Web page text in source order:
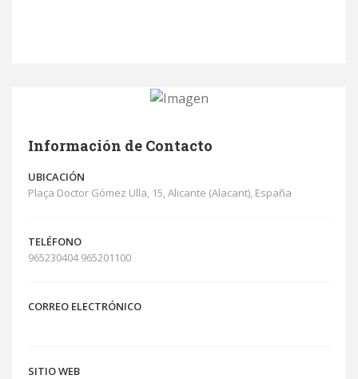
Información de Contacto
UBICACIÓN
Plaça Doctor Gómez Ulla, 15, Alicante (Alacant), España
TELÉFONO
965230404 965201100
CORREO ELECTRÓNICO
SITIO WEB